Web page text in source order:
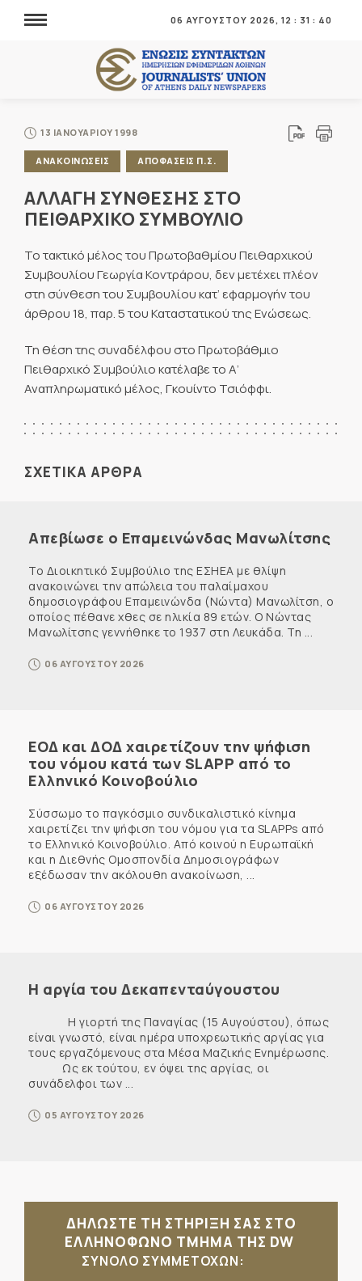
06 ΑΥΓΟΥΣΤΟΥ 2026, 12 : 31 : 41
13 ΙΑΝΟΥΑΡΙΟΥ 1998
ΑΝΑΚΟΙΝΩΣΕΙΣ ΑΠΟΦΑΣΕΙΣ Π.Σ.
ΑΛΛΑΓΗ ΣΥΝΘΕΣΗΣ ΣΤΟ
ΠΕΙΘΑΡΧΙΚΟ ΣΥΜΒΟΥΛΙΟ
Το τακτικό μέλος του Πρωτοβαθμίου Πειθαρχικού
Συμβουλίου Γεωργία Κοντράρου, δεν μετέχει πλέον
στη σύνθεση του Συμβουλίου κατ’ εφαρμογήν του
άρθρου 18, παρ. 5 του Καταστατικού της Ενώσεως.
Τη θέση της συναδέλφου στο Πρωτοβάθμιο
Πειθαρχικό Συμβούλιο κατέλαβε το Α’
Αναπληρωματικό μέλος, Γκουίντο Τσιόφφι.
ΣΧΕΤΙΚΑ ΑΡΘΡΑ
Απεβίωσε ο Επαμεινώνδας Μανωλίτσης
Το Διοικητικό Συμβούλιο της ΕΣΗΕΑ με θλίψη
ανακοινώνει την απώλεια του παλαίμαχου
δημοσιογράφου Επαμεινώνδα (Νώντα) Μανωλίτση, ο
οποίος πέθανε χθες σε ηλικία 89 ετών. Ο Νώντας
Μανωλίτσης γεννήθηκε το 1937 στη Λευκάδα. Τη ...
06 ΑΥΓΟΥΣΤΟΥ 2026
ΕΟΔ και ΔΟΔ χαιρετίζουν την ψήφιση
του νόμου κατά των SLAPP από το
Ελληνικό Κοινοβούλιο
Σύσσωμο το παγκόσμιο συνδικαλιστικό κίνημα
χαιρετίζει την ψήφιση του νόμου για τα SLAPPs από
το Ελληνικό Κοινοβούλιο. Από κοινού η Ευρωπαϊκή
και η Διεθνής Ομοσπονδία Δημοσιογράφων
εξέδωσαν την ακόλουθη ανακοίνωση, ...
06 ΑΥΓΟΥΣΤΟΥ 2026
Η αργία του Δεκαπενταύγουστου
Η γιορτή της Παναγίας (15 Αυγούστου), όπως
είναι γνωστό, είναι ημέρα υποχρεωτικής αργίας για
τους εργαζόμενους στα Μέσα Μαζικής Ενημέρωσης.
Ως εκ τούτου, εν όψει της αργίας, οι
συνάδελφοι των ...
05 ΑΥΓΟΥΣΤΟΥ 2026
ΔΗΛΩΣΤΕ ΤΗ ΣΤΗΡΙΞΗ ΣΑΣ ΣΤΟ
ΕΛΛΗΝΟΦΩΝΟ ΤΜΗΜΑ ΤΗΣ DW
ΣΥΝΟΛΟ ΣΥΜΜΕΤΟΧΩΝ: